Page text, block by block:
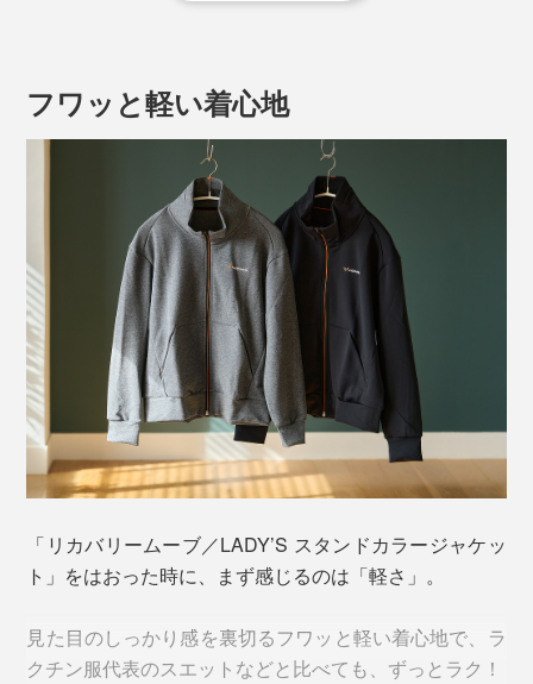
Technology）繊維」。
この繊維が発する微弱な電磁波（遠赤外線）が皮膚の感
受センサーに作用。
↓
質の高い休養、睡眠をサポートするという仕組み
本品「LADY’S スタンドカラージャケット」は、「一般
医療機／MEN’S ジョガーパンツ」と同じ、「PHT繊
維」を使用した素材を使っています。
「PHT繊維」について、詳しくはこちら＞
フワッと軽い着心地
「リカバリームーブ／LADY’S スタンドカラージャケッ
ト」をはおった時に、まず感じるのは「軽さ」。
見た目のしっかり感を裏切るフワッと軽い着心地で、ラ
クチン服代表のスエットなどと比べても、ずっとラク！